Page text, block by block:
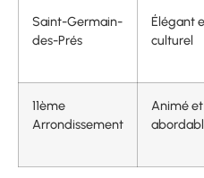
Saint-Germain-
des-Prés
Élégant
culturel
11ème
Arrondissement
Animé et